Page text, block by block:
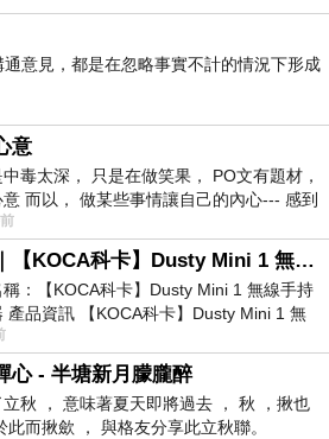
，反映出日本文化中對「責任」的
調結果或影響，而非加害者或責任
錯誤時，公告多用「トラブルが発
了問題），而不是「某部門犯了
被動與非人格化，將焦點從「誰做
發生了」。
責任的分散成為一種文化常態。避
意見，都是在忽略事實不計的情況下形成
意
毒太深， 只是在做笑果， PO文有題材，
而以， 做某些事情讓自己的內心--- 感到
開箱｜【KOCA科卡】Dusty Mini 1 無線手持吸塵器
稱：【KOCA科卡】Dusty Mini 1 無線手持
產品資訊 【KOCA科卡】Dusty Mini 1 無
塵器評語： 能吸、能吹兼具兩
心 - 半塘新月朦朧醉
立秋 ， 意味著夏天即將過去 ， 秋 ，揪也
此而揪歛 ， 與格友分享此立秋聯。